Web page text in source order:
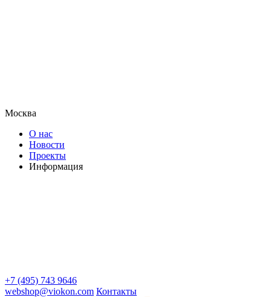
Москва
О нас
Новости
Проекты
Информация
+7 (495) 743 9646
webshop@viokon.com Контакты